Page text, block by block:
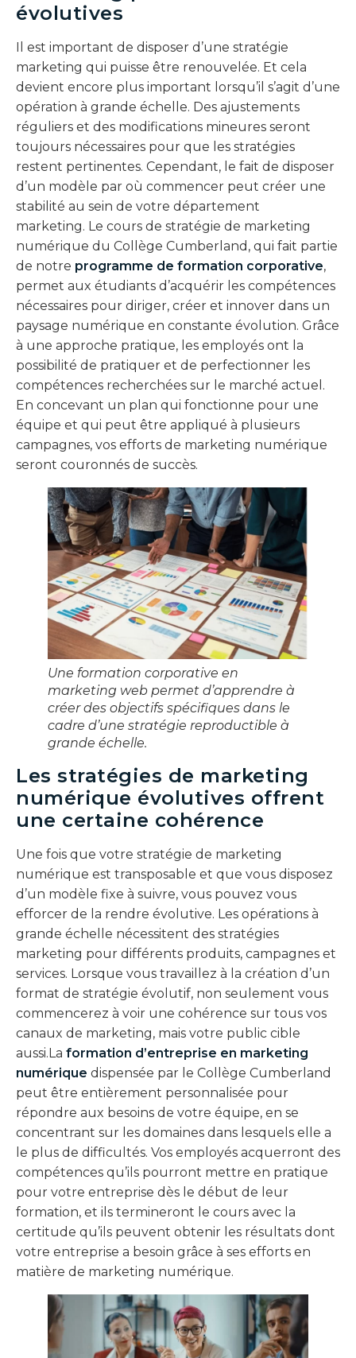
évolutives
Il est important de disposer d’une stratégie
marketing qui puisse être renouvelée. Et cela
devient encore plus important lorsqu’il s’agit d’une
opération à grande échelle. Des ajustements
réguliers et des modifications mineures seront
toujours nécessaires pour que les stratégies
restent pertinentes. Cependant, le fait de disposer
d’un modèle par où commencer peut créer une
stabilité au sein de votre département
marketing. Le cours de stratégie de marketing
numérique du Collège Cumberland, qui fait partie
de notre programme de formation corporative,
permet aux étudiants d’acquérir les compétences
nécessaires pour diriger, créer et innover dans un
paysage numérique en constante évolution. Grâce
à une approche pratique, les employés ont la
possibilité de pratiquer et de perfectionner les
compétences recherchées sur le marché actuel.
En concevant un plan qui fonctionne pour une
équipe et qui peut être appliqué à plusieurs
campagnes, vos efforts de marketing numérique
seront couronnés de succès.
Une formation corporative en
marketing web permet d’apprendre à
créer des objectifs spécifiques dans le
cadre d’une stratégie reproductible à
grande échelle.
Les stratégies de marketing
numérique évolutives offrent
une certaine cohérence
Une fois que votre stratégie de marketing
numérique est transposable et que vous disposez
d’un modèle fixe à suivre, vous pouvez vous
efforcer de la rendre évolutive. Les opérations à
grande échelle nécessitent des stratégies
marketing pour différents produits, campagnes et
services. Lorsque vous travaillez à la création d’un
format de stratégie évolutif, non seulement vous
commencerez à voir une cohérence sur tous vos
canaux de marketing, mais votre public cible
aussi.La formation d’entreprise en marketing
numérique dispensée par le Collège Cumberland
peut être entièrement personnalisée pour
répondre aux besoins de votre équipe, en se
concentrant sur les domaines dans lesquels elle a
le plus de difficultés. Vos employés acquerront des
compétences qu’ils pourront mettre en pratique
pour votre entreprise dès le début de leur
formation, et ils termineront le cours avec la
certitude qu’ils peuvent obtenir les résultats dont
votre entreprise a besoin grâce à ses efforts en
matière de marketing numérique.